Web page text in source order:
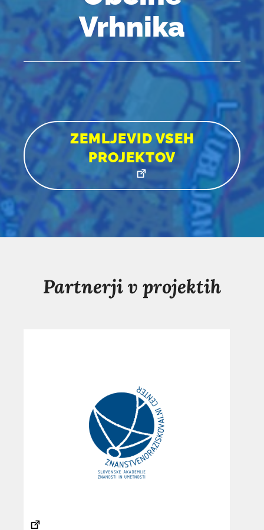
Vrhnika
ZEMLJEVID VSEH
PROJEKTOV
POVEZAVA
SE
ODPRE
V
Partnerji v projektih